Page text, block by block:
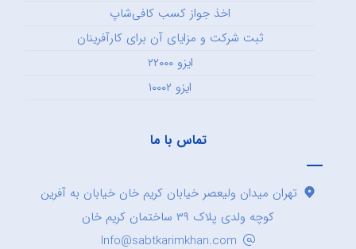
اخذ جواز کسب کافی‌شاپ
ثبت شرکت و مزایای آن برای کارآفرینان
ایزو ۲۲۰۰۰
ایزو ۱۰۰۰۲
تماس با ما
تهران میدان ولیعصر خیابان کریم خان خیابان به آفرین
کوچه ولدی پلاک ۳۹ ساختمان کریم خان
Info@sabtkarimkhan.com